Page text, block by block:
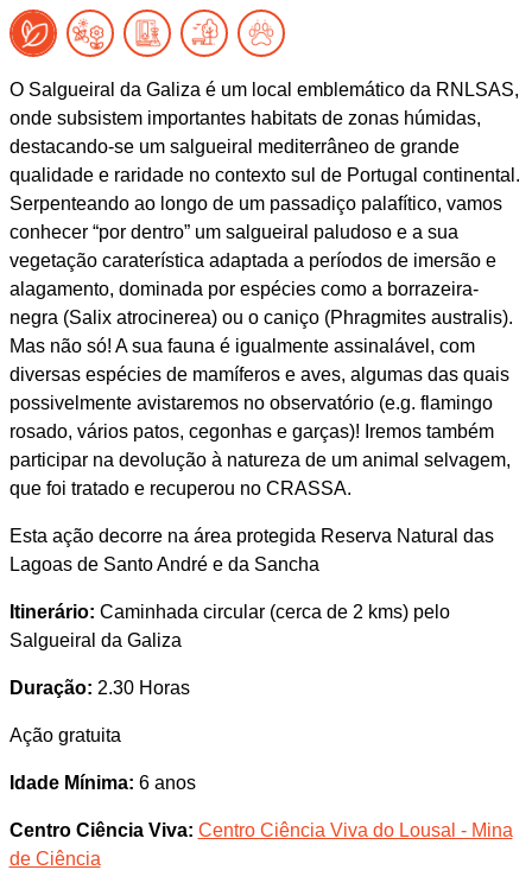
O Salgueiral da Galiza é um local emblemático da RNLSAS,
onde subsistem importantes habitats de zonas húmidas,
destacando-se um salgueiral mediterrâneo de grande
qualidade e raridade no contexto sul de Portugal continental.
Serpenteando ao longo de um passadiço palafítico, vamos
conhecer “por dentro” um salgueiral paludoso e a sua
vegetação caraterística adaptada a períodos de imersão e
alagamento, dominada por espécies como a borrazeira-
negra (Salix atrocinerea) ou o caniço (Phragmites australis).
Mas não só! A sua fauna é igualmente assinalável, com
diversas espécies de mamíferos e aves, algumas das quais
possivelmente avistaremos no observatório (e.g. flamingo
rosado, vários patos, cegonhas e garças)! Iremos também
participar na devolução à natureza de um animal selvagem,
que foi tratado e recuperou no CRASSA.
Esta ação decorre na área protegida Reserva Natural das
Lagoas de Santo André e da Sancha
Itinerário: Caminhada circular (cerca de 2 kms) pelo
Salgueiral da Galiza
Duração: 2.30 Horas
Ação gratuita
Idade Mínima: 6 anos
Centro Ciência Viva: Centro Ciência Viva do Lousal - Mina
de Ciência